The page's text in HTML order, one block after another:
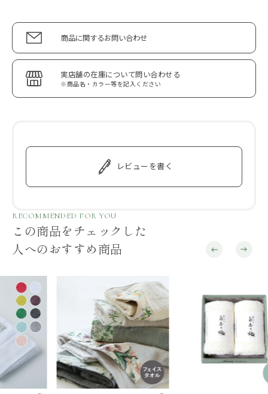
商品に関するお問い合わせ
実店舗の在庫について問い合わせる
※商品名・カラー等を記入ください
レビューを書く
RECOMMENDED FOR YOU
この商品をチェックした
人へのおすすめ商品